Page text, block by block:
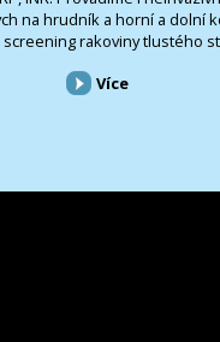
na hrudník a horní a dolní
rakoviny tlustého
Více